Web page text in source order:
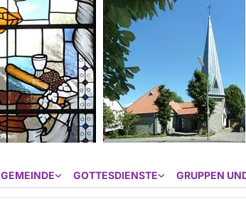
GEMEINDE GOTTESDIENSTE GRUPPEN